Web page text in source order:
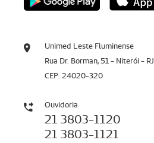
Unimed Leste Fluminense
Rua Dr. Borman, 51 - Niterói - RJ
CEP: 24020-320
Ouvidoria
21 3803-1120
21 3803-1121